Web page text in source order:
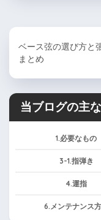
ベース弦の選び方と
まとめ
当ブログの主
1.必要なもの
3-1.指弾き
4.運指
6.メンテナンス